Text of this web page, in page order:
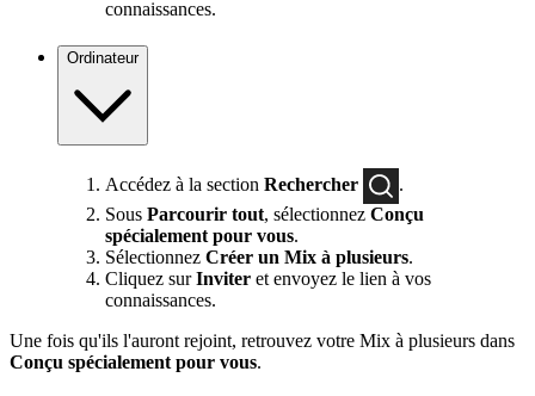
connaissances.
Ordinateur
Accédez à la section Rechercher
.
Sous Parcourir tout, sélectionnez Conçu
spécialement pour vous.
Sélectionnez Créer un Mix à plusieurs.
Cliquez surInviter et envoyez le lien à vos
connaissances.
Une fois qu'ils l'auront rejoint, retrouvez votre Mix à plusieurs dans
Conçu spécialement pour vous.